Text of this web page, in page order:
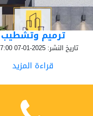
ترميم وتشطيب
تاريخ النشر: 2025-01-07 08:17:00
قراءة المزيد